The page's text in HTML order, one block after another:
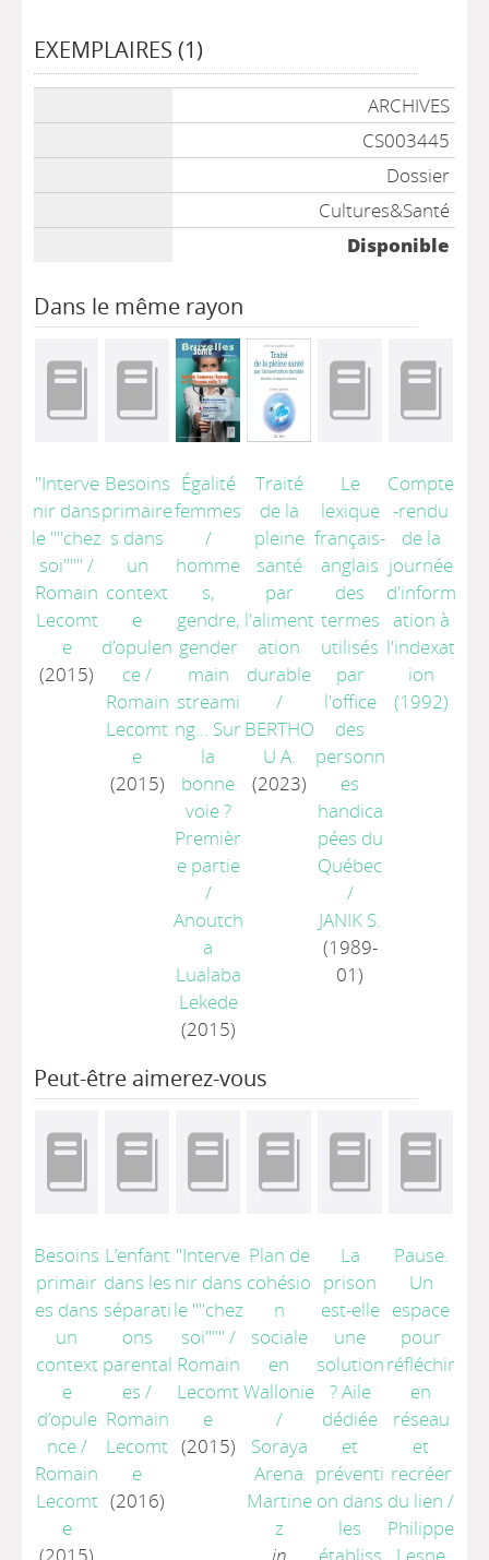
EXEMPLAIRES (1)
ARCHIVES
CS003445
Dossier
Cultures&Santé
Disponible
Dans le même rayon
"Interve
nir dans
le ""chez
soi""" /
Romain
Lecomt
e
(2015)
Besoins
primaire
s dans
un
context
e
d’opulen
ce/
Romain
Lecomt
e
(2015)
Égalité
femmes
/
homme
s,
gendre,
gender
main
streami
ng... Sur
la
bonne
voie ?
Premièr
e partie
/
Anoutch
a
Lualaba
Lekede
(2015)
Traité
de la
pleine
santé
par
l'aliment
ation
durable
/
BERTHO
U A.
(2023)
Le
lexique
français-
anglais
des
termes
utilisés
par
l'office
des
personn
es
handica
pées du
Québec
/
JANIK S.
(1989-
01)
Compte
-rendu
de la
journée
d'inform
ation à
l'indexat
ion
(1992)
Peut-être aimerez-vous
Besoins
primair
es dans
un
context
e
d’opule
nce/
Romain
Lecomt
e
L’enfant
dans les
séparati
ons
parental
es /
Romain
Lecomt
e
(2016)
"Interve
nir dans
le ""chez
soi""" /
Romain
Lecomt
e
(2015)
Plan de
cohésio
n
sociale
en
Wallonie
/
Soraya
Arena
Martine
z
La
prison
est-elle
une
solution
? Aile
dédiée
et
préventi
on dans
les
Pause.
Un
espace
pour
réfléchir
en
réseau
et
recréer
du lien /
Philippe